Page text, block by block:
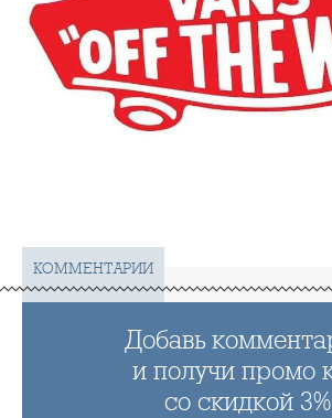
КОММЕНТАРИИ
Добавь
и получи промо
со скидкой 3%